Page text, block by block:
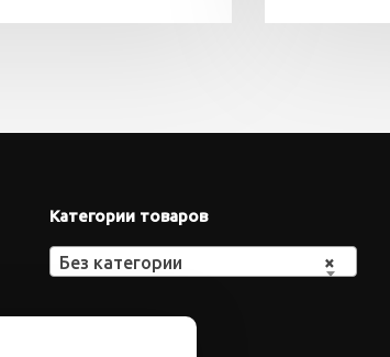
Категории товаров
×
Без категории